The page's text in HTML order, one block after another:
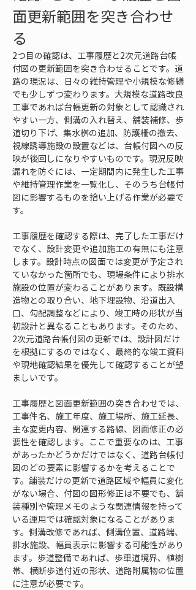
面更新範囲を突き合わせ
る
2つ目の確認は、工事履歴と2次元道路台帳
付図の更新範囲を突き合わせることです。道
路の現況は、日々の維持管理や小規模な修繕
でも少しずつ変わります。大規模な道路改良
工事であれば台帳更新の対象として認識され
やすい一方、側溝の入れ替え、舗装補修、歩
道切り下げ、集水桝の追加、防護柵の撤去、
視線誘導施設の設置などは、台帳付図への反
映が後回しになりやすいものです。現況反映
漏れを防ぐには、一定期間内に発生した工事
や維持管理作業を一覧化し、そのうち台帳付
図に影響するものを拾い上げる作業が必要で
す。
工事履歴を確認する際は、完了した工事だけ
でなく、設計変更や追加施工の有無にも注意
します。設計時点の図面では変更が予定され
ていなかった箇所でも、現場条件により排水
施設の位置が変わることがあります。既設構
造物との取り合い、地下埋設物、沿道出入
口、勾配調整などにより、竣工時の形状が当
初設計と異なることもあります。そのため、
2次元道路台帳付図の更新では、設計図だけ
を根拠にするのではなく、最終的な竣工資料
や現地確認結果を優先して確認することが望
ましいです。
工事履歴と図面更新範囲の突き合わせでは、
工事件名、施工年度、施工場所、施工延長、
主な変更内容、関連する路線、図面修正の必
要性を確認します。ここで重要なのは、工事
があったかどうかだけではなく、道路台帳付
図のどの要素に影響するかを考えることで
す。舗装だけの更新で道路区域や幅員に変化
がない場合、付図の図形修正は不要でも、舗
装種別や管理メモのような関連情報を持って
いる運用では確認対象になることがありま
す。側溝改修であれば、側溝位置、道路端、
排水施設、幅員表示に影響する可能性があり
ます。歩道整備であれば、歩車道境界、植樹
帯、横断歩道付近の形状、道路附属物の位置
に注意が必要です。